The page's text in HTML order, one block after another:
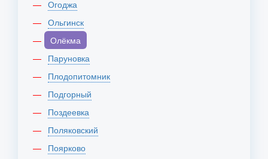
Огоджа
Ольгинск
Олёкма
Паруновка
Плодопитомник
Подгорный
Поздеевка
Поляковский
Поярково